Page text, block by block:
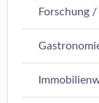
Forschung